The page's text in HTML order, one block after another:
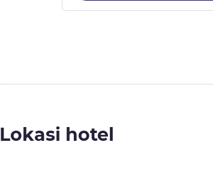
Lokasi hotel